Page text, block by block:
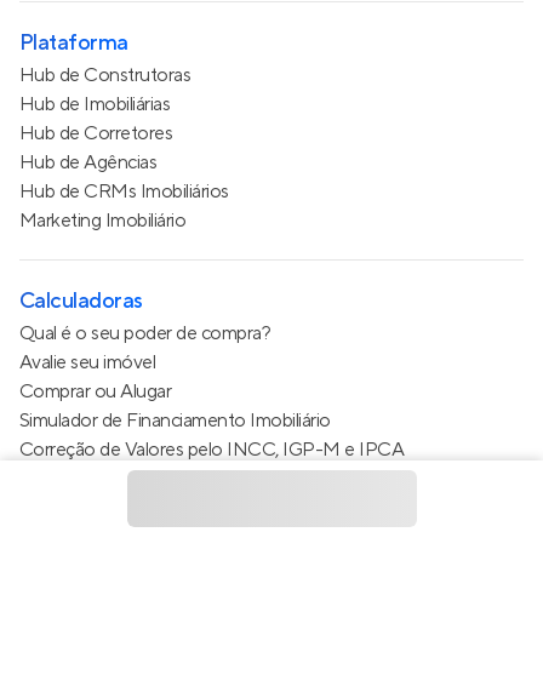
Plataforma
Hub de Construtoras
Hub de Imobiliárias
Hub de Corretores
Hub de Agências
Hub de CRMs Imobiliários
Marketing Imobiliário
Calculadoras
Qual é o seu poder de compra?
Avalie seu imóvel
Comprar ou Alugar
Simulador de Financiamento Imobiliário
Correção de Valores pelo INCC, IGP-M e IPCA
Estimativa de valor do condomínio